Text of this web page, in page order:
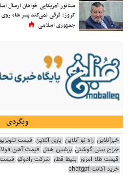
سناتور آمریکایی خواهان ارسال
کروز: فرقی نمی‌کند پسر شاه روی
جمهوری اسلامی
وبگردی
خبرآنلاین راه نو آنلاین بازی آنلاین قیمت
جراح بینی گوشتی پرشین هتل قیمت آهن فولاد
قیمت طلا امروز بلیط قطار شرکت رادوکو
خرید اکانت chatgpt